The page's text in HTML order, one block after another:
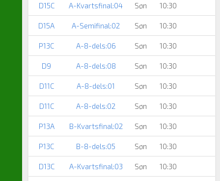
D15C A-Kvartsfinal:04 Søn 10:30
D15A A-Semifinal:02 Søn 10:30
P13C A-8-dels:06 Søn 10:30
D9 A-8-dels:08 Søn 10:30
D11C A-8-dels:01 Søn 10:30
D11C A-8-dels:02 Søn 10:30
P13A B-Kvartsfinal:02 Søn 10:30
P13C B-8-dels:05 Søn 10:30
D13C A-Kvartsfinal:03 Søn 10:30